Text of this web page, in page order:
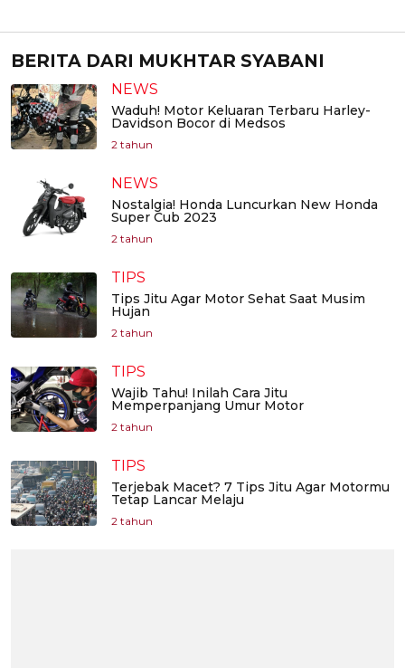
BERITA DARI MUKHTAR SYABANI
NEWS
Waduh! Motor Keluaran Terbaru Harley-
Davidson Bocor di Medsos
2 tahun
NEWS
Nostalgia! Honda Luncurkan New Honda
Super Cub 2023
2 tahun
TIPS
Tips Jitu Agar Motor Sehat Saat Musim
Hujan
2 tahun
TIPS
Wajib Tahu! Inilah Cara Jitu
Memperpanjang Umur Motor
2 tahun
TIPS
Terjebak Macet? 7 Tips Jitu Agar Motormu
Tetap Lancar Melaju
2 tahun